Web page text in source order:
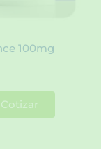
100mg
Cotizar